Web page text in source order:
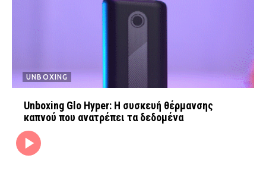
Pop Culture
FEEDS
Πάσχα
UNBOXING
Unboxing Glo Hyper: Η συσκευή θέρμανσης
καπνού που ανατρέπει τα δεδομένα